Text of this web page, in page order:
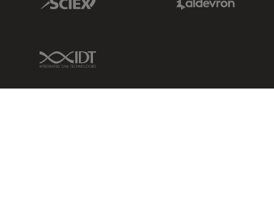
IDT Link